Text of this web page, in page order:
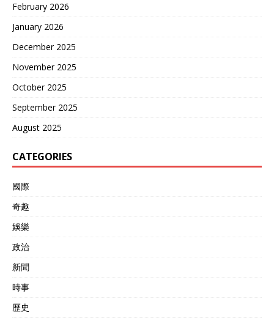
February 2026
January 2026
December 2025
November 2025
October 2025
September 2025
August 2025
CATEGORIES
國際
奇趣
娛樂
政治
新聞
時事
歷史